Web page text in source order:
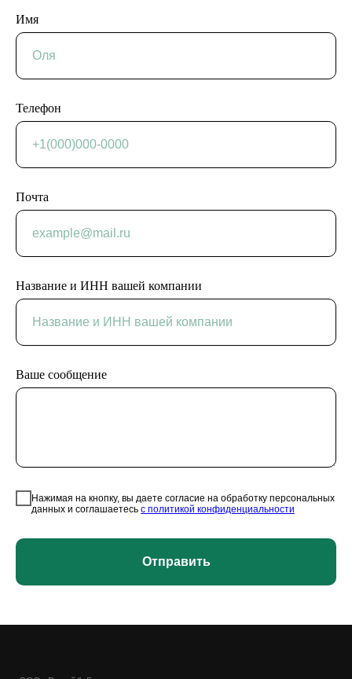
Имя
Телефон
Почта
Название и ИНН вашей компании
Ваше сообщение
Нажимая на кнопку, вы даете согласие на обработку персональных
данных и соглашаетесь c политикой конфиденциальности
Отправить